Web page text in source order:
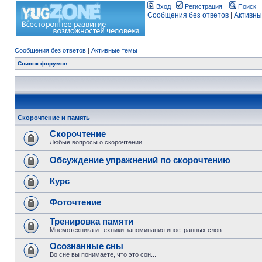
Вход Регистрация Поиск
Сообщения без ответов
Сообщения без ответов | Активные темы
Список форумов
Скорочтение и память
Скорочтение
Любые вопросы о скорочтении
Обсуждение упражнений по скорочтению
Курс
Фоточтение
Тренировка памяти
Мнемотехника и техники запоминания иностранных слов
Осознанные сны
Во сне вы понимаете, что это сон...